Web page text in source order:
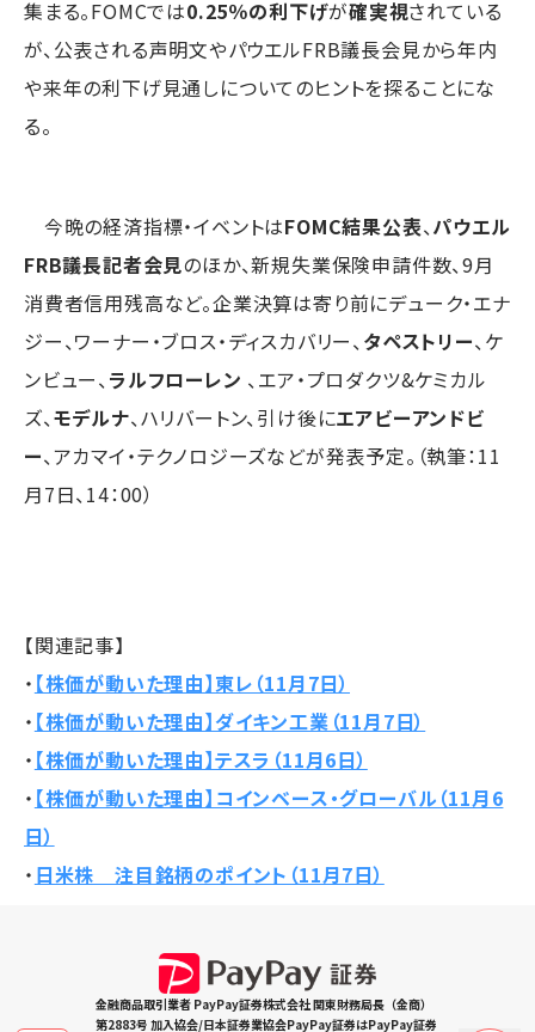
集まる。FOMCでは0.25％の利下げが確実視されている
が、公表される声明文やパウエルFRB議長会見から年内
や来年の利下げ見通しについてのヒントを探ることにな
る。
今晩の経済指標・イベントはFOMC結果公表、パウエル
FRB議長記者会見のほか、新規失業保険申請件数、9月
消費者信用残高など。企業決算は寄り前にデューク・エナ
ジー、ワーナー・ブロス・ディスカバリー、 タペストリー、ケ
ンビュー、 ラルフローレン 、エア・プロダクツ&ケミカル
ズ、モデルナ、ハリバートン、引け後にエアビーアンドビ
ー、アカマイ・テクノロジーズなどが発表予定。（執筆：11
月7日、14：00）
【関連記事】
・ 【株価が動いた理由】東レ（11月7日）
・ 【株価が動いた理由】ダイキン工業（11月7日）
・ 【株価が動いた理由】テスラ（11月6日）
・ 【株価が動いた理由】コインベース・グローバル（11月6
日）
・ 日米株 注目銘柄のポイント（11月7日）
金融商品取引業者 PayPay証券株式会社 関東財務局長（金商）
第2883号 加入協会/日本証券業協会PayPay証券はPayPay証券